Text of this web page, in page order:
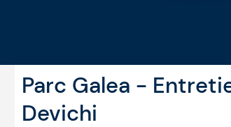
Parc Galea -
Devichi